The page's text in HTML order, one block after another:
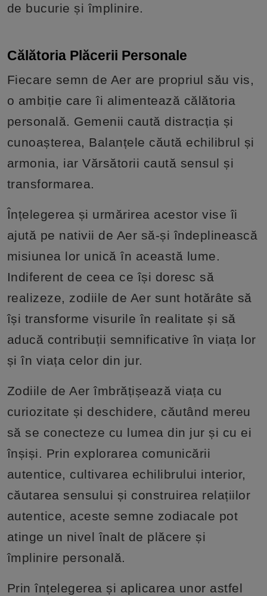
de bucurie și împlinire.
Călătoria Plăcerii Personale
Fiecare semn de Aer are propriul său vis,
o ambiție care îi alimentează călătoria
personală. Gemenii caută distracția și
cunoașterea, Balanțele căută echilibrul și
armonia, iar Vărsătorii caută sensul și
transformarea.
Înțelegerea și urmărirea acestor vise îi
ajută pe nativii de Aer să-și îndeplinească
misiunea lor unică în această lume.
Indiferent de ceea ce își doresc să
realizeze, zodiile de Aer sunt hotărâte să
își transforme visurile în realitate și să
aducă contribuții semnificative în viața lor
și în viața celor din jur.
Zodiile de Aer îmbrățișează viața cu
curiozitate și deschidere, căutând mereu
să se conecteze cu lumea din jur și cu ei
înșiși. Prin explorarea comunicării
autentice, cultivarea echilibrului interior,
căutarea sensului și construirea relațiilor
autentice, aceste semne zodiacale pot
atinge un nivel înalt de plăcere și
împlinire personală.
Prin înțelegerea și aplicarea unor astfel